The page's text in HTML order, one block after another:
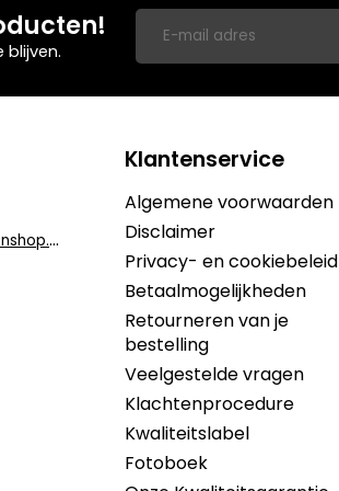
i
nfo@dekruidenshop.be
Klantenservice
Algemene voorwaarden
Disclaimer
Privacy- en cookiebeleid
Betaalmogelijkheden
Retourneren van je
bestelling
Veelgestelde vragen
Klachtenprocedure
Kwaliteitslabel
Fotoboek